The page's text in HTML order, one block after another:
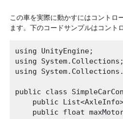
この車を実際に動かすにはコントロ
ます。下のコードサンプルはコント
using UnityEngine;
using System.Collections;
using
public class
public List<AxleInfo>
public float